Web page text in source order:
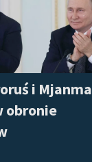
i Mjanma
obronie